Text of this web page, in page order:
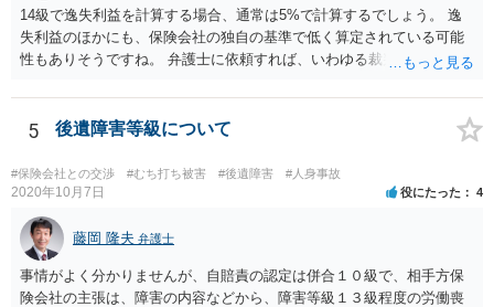
14級で逸失利益を計算する場合、通常は5%で計算するでしょう。 逸
失利益のほかにも、保険会社の独自の基準で低く算定されている可能
性もありそうですね。 弁護士に依頼すれば、いわゆる裁判基準程度の
5 後遺障害等級について
#保険会社との交渉 #むち打ち被害 #後遺障害 #人身事故
2020年10月7日 役にたった 4
藤岡 隆夫 弁護士
事情がよく分かりませんが、自賠責の認定は併合１０級で、相手方保
険会社の主張は、障害の内容などから、障害等級１３級程度の労働喪